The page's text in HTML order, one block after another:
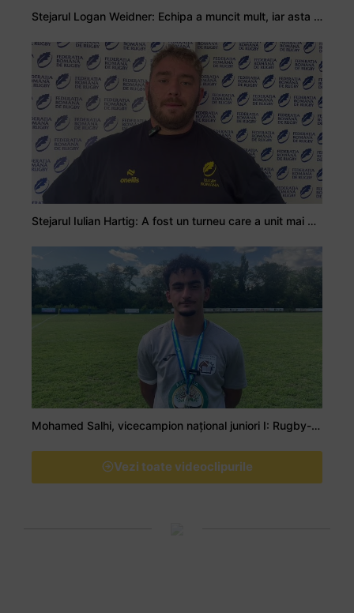
Stejarul Logan Weidner: Echipa a muncit mult, iar asta se va vedea în meciurile de la Nations Cup
Stejarul Iulian Hartig: A fost un turneu care a unit mai mult echipa
Mohamed Salhi, vicecampion național juniori I: Rugby-ul te învață să accepți și înfrângerile
Vezi toate videoclipurile